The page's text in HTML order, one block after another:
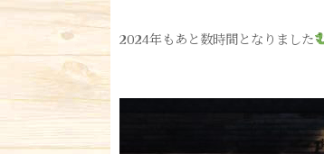
2024年もあと数時間となりました